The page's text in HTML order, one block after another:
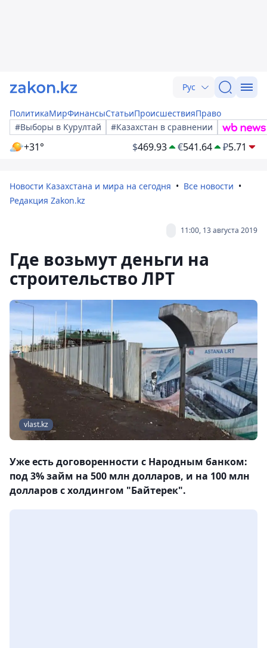
Рус
ПолитикаМирФинансыСтатьиПроисшествияПраво
#Выборы в Курултай
#Казахстан в сравнении
+31° $469.93 €541.64 ₽5.71
Новости Казахстана и мира на сегодня
Все новости
Редакция Zakon.kz
11:00, 13 августа 2019
Где возьмут деньги на
строительство ЛРТ
vlast.kz
Уже есть договоренности с Народным банком:
под 3% займ на 500 млн долларов, и на 100 млн
долларов с холдингом "Байтерек".